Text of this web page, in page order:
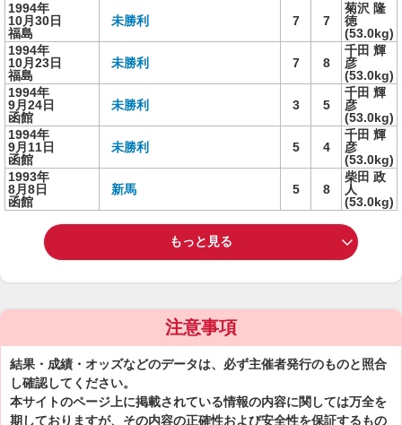
1994年
10月30日
福島
未勝利 7 7
菊沢 隆
徳
(53.0kg)
1994年
10月23日
福島
未勝利 7 8
千田 輝
彦
(53.0kg)
1994年
9月24日
函館
未勝利 3 5
千田 輝
彦
(53.0kg)
1994年
9月11日
函館
未勝利 5 4
千田 輝
彦
(53.0kg)
1993年
8月8日
函館
新馬 5 8
柴田 政
人
(53.0kg)
もっと見る
注意事項
結果・成績・オッズなどのデータは、必ず主催者発行のものと照合
し確認してください。
本サイトのページ上に掲載されている情報の内容に関しては万全を
期しておりますが、その内容の正確性および安全性を保証するもの